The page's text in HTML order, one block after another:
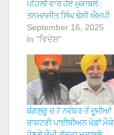
ਪਹਿਲੀ ਵਾਰ ਹੋਏ ਮੁਕਾਬਲੇ :
ਤਨਮਨਜੀਤ ਸਿੰਘ ਢੇਸੀ ਐਮਪੀ
September 16, 2025
In "ਵਿਦੇਸ਼"
ਬੰਗਲੁਰੂ ਚ 7 ਨਵੰਬਰ ਤੋਂ ਦੂਜੀਆਂ
ਰਾਸ਼ਟਰੀ ਪਾਈਥੀਅਨ ਖੇਡਾਂ ਮੌਕੇ